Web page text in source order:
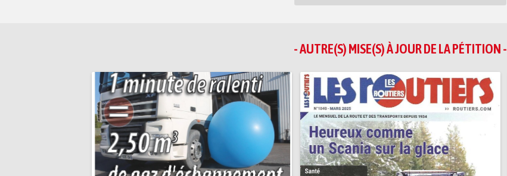
- AUTRE(S) MISE(S) À JOUR DE LA PÉTITION -